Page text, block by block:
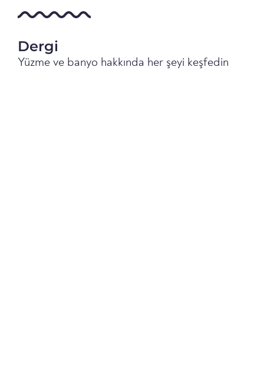
Dergi
Yüzme ve banyo hakkında her şeyi keşfedin